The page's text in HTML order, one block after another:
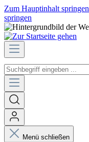
Zum Hauptinhalt springen
springen
Menü schließen